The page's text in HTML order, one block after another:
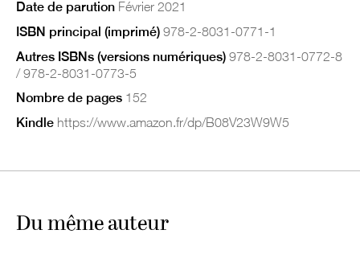
Date de parution Février 2021
ISBN principal (imprimé) 978-2-8031-0771-1
Autres ISBNs (versions numériques) 978-2-8031-0772-8
/ 978-2-8031-0773-5
Nombre de pages 152
Kindle https://www.amazon.fr/dp/B08V23W9W5
Du même auteur